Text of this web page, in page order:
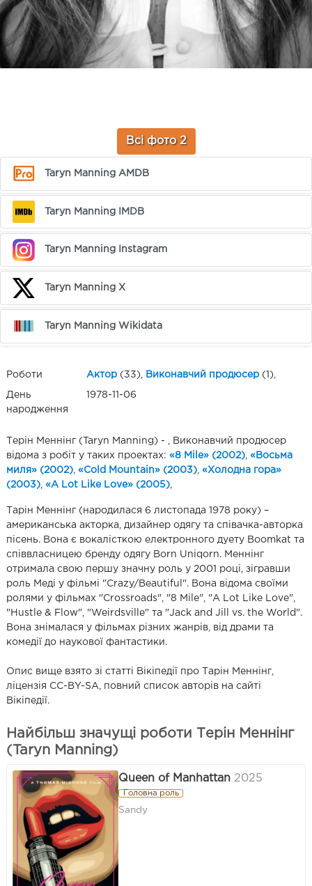
Всі фото 2
Taryn Manning AMDB
Taryn Manning IMDB
Taryn Manning Instagram
Taryn Manning X
Taryn Manning Wikidata
Роботи Актор (33), Виконавчий продюсер (1),
День
народження
1978-11-06
Терін Меннінг (Taryn Manning) - , Виконавчий продюсер
відома з робіт у таких проектах: «8 Mile» (2002) «Восьма
миля» (2002) «Cold Mountain» (2003) «Холодна гора»
(2003) «A Lot Like Love» (2005)
Тарін Меннінг (народилася 6 листопада 1978 року) –
американська акторка, дизайнер одягу та співачка-авторка
пісень. Вона є вокалісткою електронного дуету Boomkat та
співвласницею бренду одягу Born Uniqorn. Меннінг
отримала свою першу значну роль у 2001 році, зігравши
роль Меді у фільмі "Crazy/Beautiful". Вона відома своїми
ролями у фільмах "Crossroads", "8 Mile", "A Lot Like Love",
"Hustle & Flow", "Weirdsville" та "Jack and Jill vs. the World".
Вона знімалася у фільмах різних жанрів, від драми та
комедії до наукової фантастики.
Опис вище взято зі статті Вікіпедії про Тарін Меннінг,
ліцензія CC-BY-SA, повний список авторів на сайті
Вікіпедії.
Найбільш значущі роботи Терін Меннінг
(Taryn Manning)
Queen of Manhattan 2025
Головна роль
Sandy